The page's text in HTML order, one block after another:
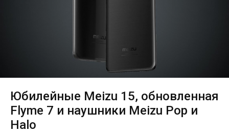
Юбилейные Meizu 15, обновленная
Flyme 7 и наушники Meizu Pop и
Halo